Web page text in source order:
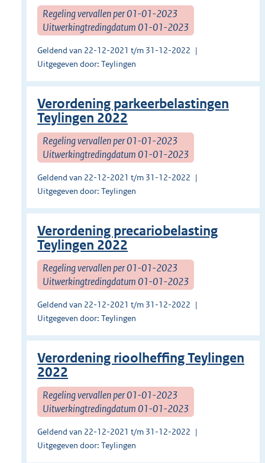
Regeling vervallen per 01-01-2023
Uitwerkingtredingdatum 01-01-2023
Geldend van 22-12-2021 t/m 31-12-2022
Uitgegeven door: Teylingen
Verordening parkeerbelastingen
Teylingen 2022
Regeling vervallen per 01-01-2023
Uitwerkingtredingdatum 01-01-2023
Geldend van 22-12-2021 t/m 31-12-2022
Uitgegeven door: Teylingen
Verordening precariobelasting
Teylingen 2022
Regeling vervallen per 01-01-2023
Uitwerkingtredingdatum 01-01-2023
Geldend van 22-12-2021 t/m 31-12-2022
Uitgegeven door: Teylingen
Verordening rioolheffing Teylingen
2022
Regeling vervallen per 01-01-2023
Uitwerkingtredingdatum 01-01-2023
Geldend van 22-12-2021 t/m 31-12-2022
Uitgegeven door: Teylingen